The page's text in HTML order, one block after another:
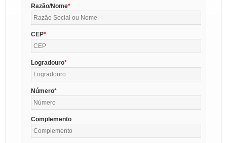
Razão/Nome
CEP
Logradouro
Número
Complemento